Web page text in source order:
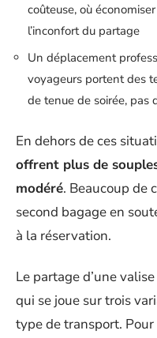
coûteuse, où
l’inconfort du partage
Un déplacement
voyageurs portent des
de tenue de soirée, pas
En dehors de ces
offrent plus de
modéré. Beaucoup de
second bagage en
à la réservation.
Le partage d’une
qui se joue sur trois
type de transport.